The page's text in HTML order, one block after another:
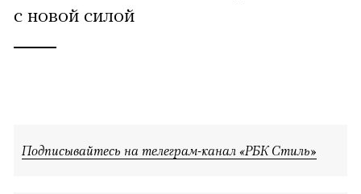
с новой силой
Подписывайтесь на телеграм-канал «РБК Стиль»